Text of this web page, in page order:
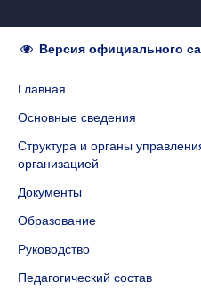
Версия официального
Главная
Основные сведения
Структура и органы
организацией
Документы
Образование
Руководство
Педагогический состав